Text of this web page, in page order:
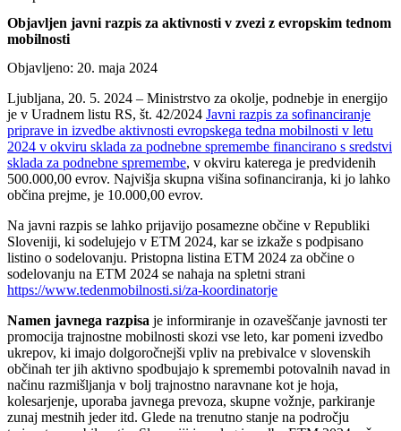
Objavljen javni razpis za aktivnosti v zvezi z evropskim tednom
mobilnosti
Objavljeno: 20. maja 2024
Ljubljana, 20. 5. 2024 – Ministrstvo za okolje, podnebje in energijo
je v Uradnem listu RS, št. 42/2024 Javni razpis za sofinanciranje
priprave in izvedbe aktivnosti evropskega tedna mobilnosti v letu
2024 v okviru sklada za podnebne spremembe financirano s sredstvi
sklada za podnebne spremembe, v okviru katerega je predvidenih
500.000,00 evrov. Najvišja skupna višina sofinanciranja, ki jo lahko
občina prejme, je 10.000,00 evrov.
Na javni razpis se lahko prijavijo posamezne občine v Republiki
Sloveniji, ki sodelujejo v ETM 2024, kar se izkaže s podpisano
listino o sodelovanju. Pristopna listina ETM 2024 za občine o
sodelovanju na ETM 2024 se nahaja na spletni strani
https://www.tedenmobilnosti.si/za-koordinatorje
Namen javnega razpisa je informiranje in ozaveščanje javnosti ter
promocija trajnostne mobilnosti skozi vse leto, kar pomeni izvedbo
ukrepov, ki imajo dolgoročnejši vpliv na prebivalce v slovenskih
občinah ter jih aktivno spodbujajo k spremembi potovalnih navad in
načinu razmišljanja v bolj trajnostno naravnane kot je hoja,
kolesarjenje, uporaba javnega prevoza, skupne vožnje, parkiranje
zunaj mestnih jeder itd. Glede na trenutno stanje na področju